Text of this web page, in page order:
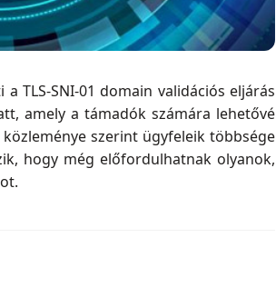
TLS-SNI-01 domain validációs eljárás
amely a támadók számára lehetővé
szerint ügyfeleik többsége
hogy még előfordulhatnak olyanok,